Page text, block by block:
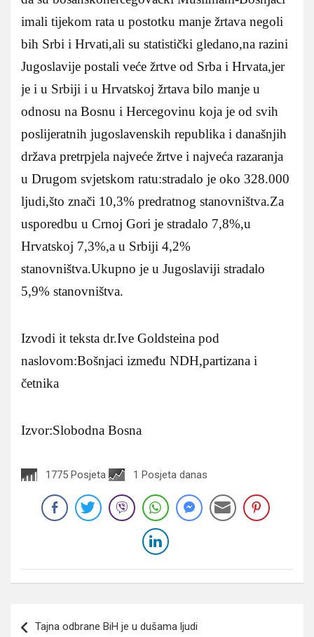
imali tijekom rata u postotku manje žrtava negoli
bih Srbi i Hrvati,ali su statistički gledano,na razini
Jugoslavije postali veće žrtve od Srba i Hrvata,jer
je i u Srbiji i u Hrvatskoj žrtava bilo manje u
odnosu na Bosnu i Hercegovinu koja je od svih
poslijeratnih jugoslavenskih republika i današnjih
država pretrpjela najveće žrtve i najveća razaranja
u Drugom svjetskom ratu:stradalo je oko 328.000
ljudi,što znači 10,3% predratnog stanovništva.Za
usporedbu u Crnoj Gori je stradalo 7,8%,u
Hrvatskoj 7,3%,a u Srbiji 4,2%
stanovništva.Ukupno je u Jugoslaviji stradalo
5,9% stanovništva.
Izvodi it teksta dr.Ive Goldsteina pod
naslovom:Bošnjaci između NDH,partizana i
četnika
Izvor:Slobodna Bosna
1775 Posjeta 1 Posjeta danas
Tajna odbrane BiH je u dušama ljudi